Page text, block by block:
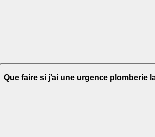
Que faire si j'ai une urgence plomberie